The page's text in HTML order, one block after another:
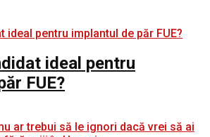
ideal pentru
FUE?